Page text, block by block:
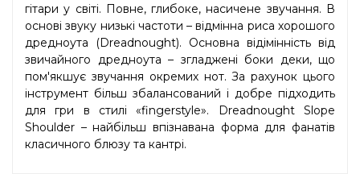
гітари у світі. Повне, глибоке, насичене звучання. В
основі звуку низькі частоти – відмінна риса хорошого
дредноута (Dreadnought). Основна відімінність від
звичайного дредноута – згладжені боки деки, що
пом'якшує звучання окремих нот. За рахунок цього
інструмент більш збалансований і добре підходить
для гри в стилі «fingerstyle». Dreadnought Slope
Shoulder – найбільш впізнавана форма для фанатів
класичного блюзу та кантрі.